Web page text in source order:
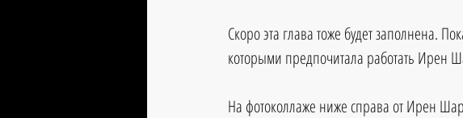
Скоро эта глава тоже будет заполнена.
которыми предпочитала работать Ирен
На фотоколлаже ниже справа от Ирен